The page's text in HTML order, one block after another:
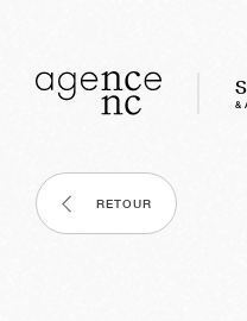
&
RETOUR